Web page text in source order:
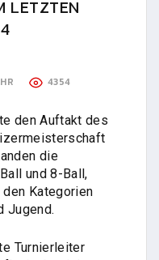
LETZTEN
4354
den Auftakt des
die
und 8-Ball,
Kategorien
Jugend.
Turnierleiter